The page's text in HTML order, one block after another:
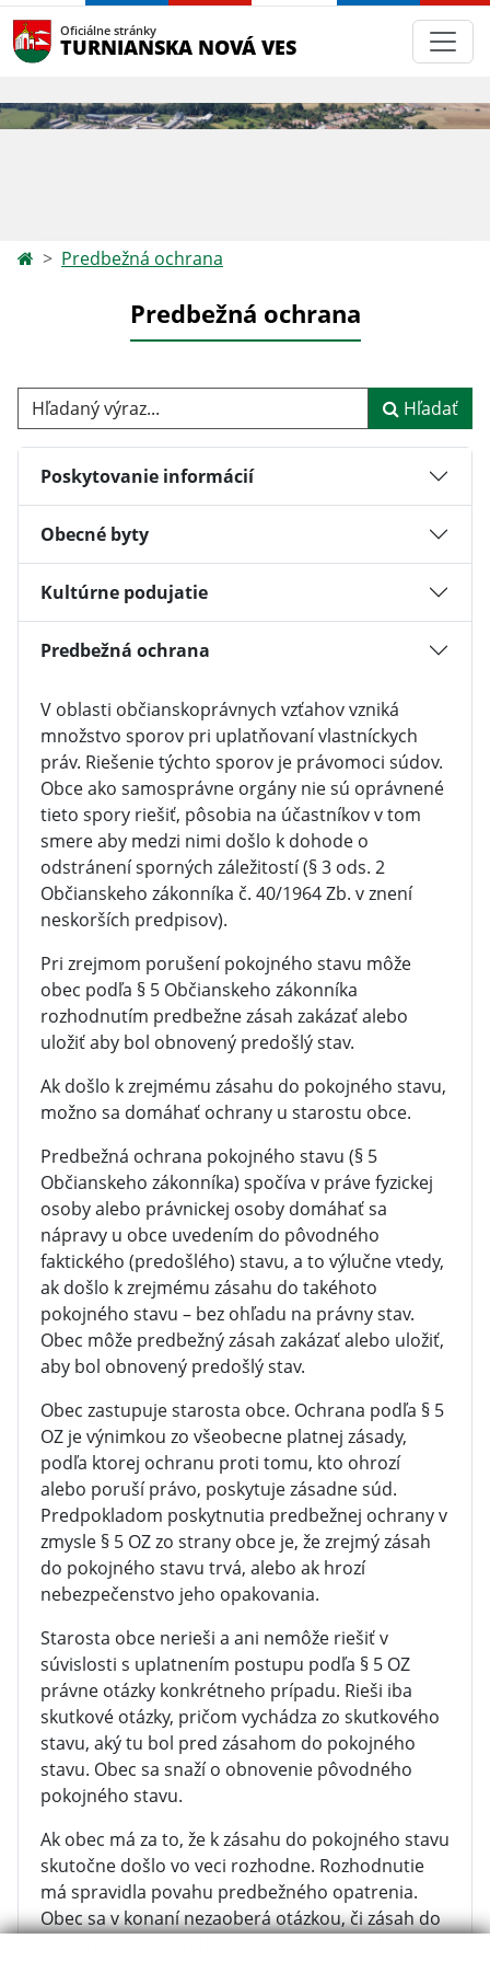
Oficiálne stránky
TURNIANSKA NOVÁ VES
Predbežná ochrana
Predbežná ochrana
Hľadaný výraz... Hľadať
Poskytovanie informácií
Obecné byty
Kultúrne podujatie
Predbežná ochrana
V oblasti občianskoprávnych vzťahov vzniká
množstvo sporov pri uplatňovaní vlastníckych
práv. Riešenie týchto sporov je právomoci súdov.
Obce ako samosprávne orgány nie sú oprávnené
tieto spory riešiť, pôsobia na účastníkov v tom
smere aby medzi nimi došlo k dohode o
odstránení sporných záležitostí (§ 3 ods. 2
Občianskeho zákonníka č. 40/1964 Zb. v znení
neskorších predpisov).
Pri zrejmom porušení pokojného stavu môže
obec podľa § 5 Občianskeho zákonníka
rozhodnutím predbežne zásah zakázať alebo
uložiť aby bol obnovený predošlý stav.
Ak došlo k zrejmému zásahu do pokojného stavu,
možno sa domáhať ochrany u starostu obce.
Predbežná ochrana pokojného stavu (§ 5
Občianskeho zákonníka) spočíva v práve fyzickej
osoby alebo právnickej osoby domáhať sa
nápravy u obce uvedením do pôvodného
faktického (predošlého) stavu, a to výlučne vtedy,
ak došlo k zrejmému zásahu do takéhoto
pokojného stavu – bez ohľadu na právny stav.
Obec môže predbežný zásah zakázať alebo uložiť,
aby bol obnovený predošlý stav.
Obec zastupuje starosta obce. Ochrana podľa § 5
OZ je výnimkou zo všeobecne platnej zásady,
podľa ktorej ochranu proti tomu, kto ohrozí
alebo poruší právo, poskytuje zásadne súd.
Predpokladom poskytnutia predbežnej ochrany v
zmysle § 5 OZ zo strany obce je, že zrejmý zásah
do pokojného stavu trvá, alebo ak hrozí
nebezpečenstvo jeho opakovania.
Starosta obce nerieši a ani nemôže riešiť v
súvislosti s uplatnením postupu podľa § 5 OZ
právne otázky konkrétneho prípadu. Rieši iba
skutkové otázky, pričom vychádza zo skutkového
stavu, aký tu bol pred zásahom do pokojného
stavu. Obec sa snaží o obnovenie pôvodného
pokojného stavu.
Ak obec má za to, že k zásahu do pokojného stavu
skutočne došlo vo veci rozhodne. Rozhodnutie
má spravidla povahu predbežného opatrenia.
Obec sa v konaní nezaoberá otázkou, či zásah do